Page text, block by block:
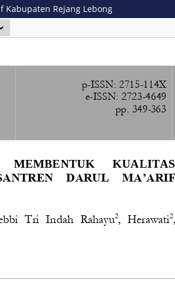
Kabupaten Rejang Lebong